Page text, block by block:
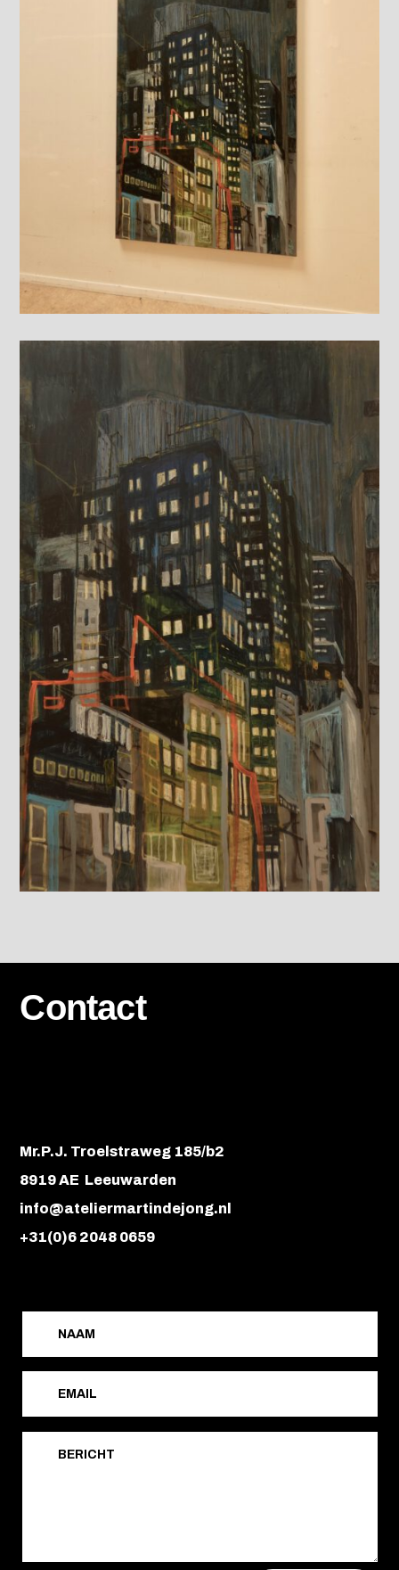
Contact
Mr.P.J. Troelstraweg 185/b2
8919 AE Leeuwarden
info@ateliermartindejong.nl
+31(0)6 2048 0659